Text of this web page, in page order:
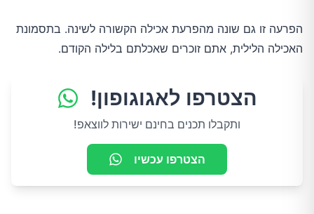
הפרעה זו גם שונה מהפרעת אכילה הקשורה לשינה. בתסמונת
האכילה הלילית, אתם זוכרים שאכלתם בלילה הקודם.
הצטרפו לאגוגופון!
ותקבלו תכנים בחינם ישירות לווצאפ!
הצטרפו עכשיו